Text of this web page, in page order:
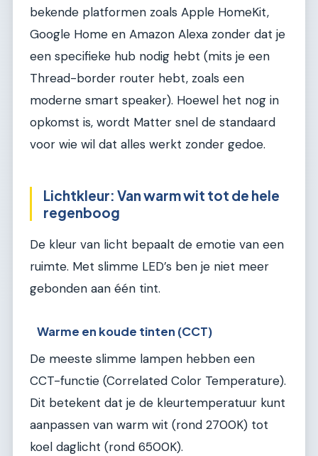
bekende platformen zoals Apple HomeKit,
Google Home en Amazon Alexa zonder dat je
een specifieke hub nodig hebt (mits je een
Thread-border router hebt, zoals een
moderne smart speaker). Hoewel het nog in
opkomst is, wordt Matter snel de standaard
voor wie wil dat alles werkt zonder gedoe.
Lichtkleur: Van warm wit tot de hele
regenboog
De kleur van licht bepaalt de emotie van een
ruimte. Met slimme LED’s ben je niet meer
gebonden aan één tint.
Warme en koude tinten (CCT)
De meeste slimme lampen hebben een
CCT-functie (Correlated Color Temperature).
Dit betekent dat je de kleurtemperatuur kunt
aanpassen van warm wit (rond 2700K) tot
koel daglicht (rond 6500K).